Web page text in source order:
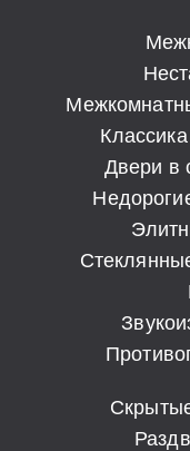
Двери в